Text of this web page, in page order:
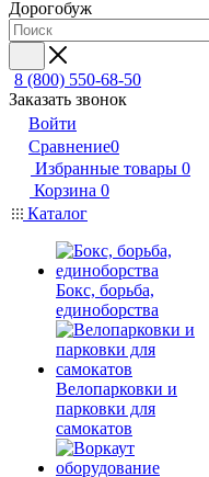
Дорогобуж
8 (800) 550-68-50
Заказать звонок
Войти
Сравнение0
Избранные товары 0
Корзина 0
Каталог
Бокс, борьба,
единоборства
Велопарковки и
парковки для
самокатов